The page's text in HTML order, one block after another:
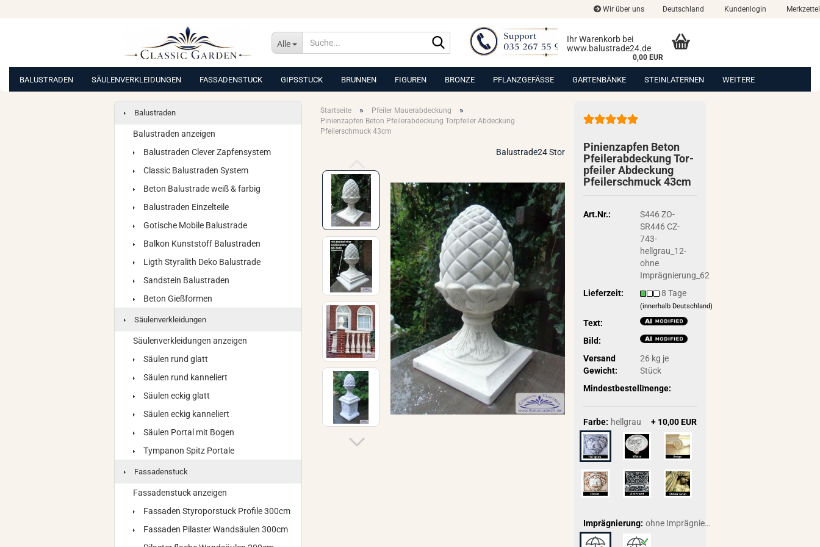
Wir über uns Deutschland Kundenlogin Merkzettel
Alle
Suche...
Ihr Warenkorb bei
www.balustrade24.de
0,00 EUR
BALUSTRADEN SÄULENVERKLEIDUNGEN FASSADENSTUCK GIPSSTUCK BRUNNEN FIGUREN BRONZE PFLANZGEFÄSSE GARTENBÄNKE STEINLATERNEN WEITERE
Startseite » Pfeiler Mauerabdeckung »
Pinienzapfen Beton Pfeilerabdeckung Torpfeiler Abdeckung
Pfeilerschmuck 43cm
Balustrade24 Stor
Pi­ni­en­zap­fen Beton
Pfei­ler­ab­de­ckung Tor­
pfei­ler Ab­de­ckung
Pfei­ler­schmuck 43cm
Art.Nr.:
S446 ZO-
SR446 CZ-
743-
hellgrau_12-
ohne
Imprägnierung_62
Lieferzeit:
8 Tage
(innerhalb Deutschland)
Text:
Bild:
Versand
Gewicht:
26 kg je
Stück
Mindestbestellmenge:
2
Farbe: hellgrau + 10,00 EUR
Imprägnierung: ohne Imprägnierung
Balustraden
Balustraden anzeigen
Balustraden Clever Zapfensystem
Classic Balustraden System
Beton Balustrade weiß & farbig
Balustraden Einzelteile
Gotische Mobile Balustrade
Balkon Kunststoff Balustraden
Ligth Styralith Deko Balustrade
Sandstein Balustraden
Beton Gießformen
Säulenverkleidungen
Säulenverkleidungen anzeigen
Säulen rund glatt
Säulen rund kanneliert
Säulen eckig glatt
Säulen eckig kanneliert
Säulen Portal mit Bogen
Tympanon Spitz Portale
Fassadenstuck
Fassadenstuck anzeigen
Fassaden Styroporstuck Profile 300cm
Fassaden Pilaster Wandsäulen 300cm